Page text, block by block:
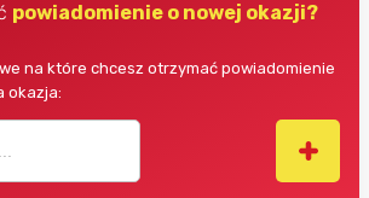
powiadomienie o nowej okazji?
na które chcesz otrzymać powiadomienie
okazja: